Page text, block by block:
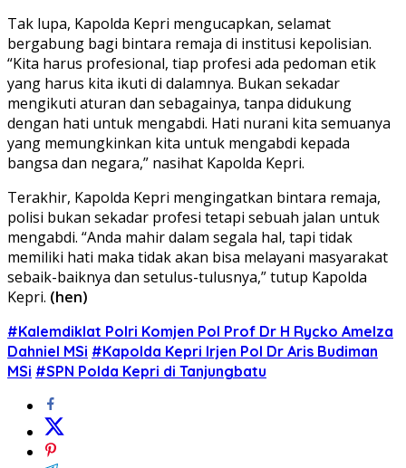
Tak lupa, Kapolda Kepri mengucapkan, selamat
bergabung bagi bintara remaja di institusi kepolisian.
“Kita harus profesional, tiap profesi ada pedoman etik
yang harus kita ikuti di dalamnya. Bukan sekadar
mengikuti aturan dan sebagainya, tanpa didukung
dengan hati untuk mengabdi. Hati nurani kita semuanya
yang memungkinkan kita untuk mengabdi kepada
bangsa dan negara,” nasihat Kapolda Kepri.
Terakhir, Kapolda Kepri mengingatkan bintara remaja,
polisi bukan sekadar profesi tetapi sebuah jalan untuk
mengabdi. “Anda mahir dalam segala hal, tapi tidak
memiliki hati maka tidak akan bisa melayani masyarakat
sebaik-baiknya dan setulus-tulusnya,” tutup Kapolda
Kepri. (hen)
#Kalemdiklat Polri Komjen Pol Prof Dr H Rycko Amelza
Dahniel MSi #Kapolda Kepri Irjen Pol Dr Aris Budiman
MSi #SPN Polda Kepri di Tanjungbatu